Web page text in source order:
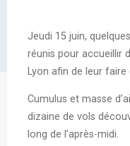
Jeudi 15 juin,
réunis pour accueillir
Lyon afin de leur
Cumulus et masse
dizaine de vols
long de l’après-midi.